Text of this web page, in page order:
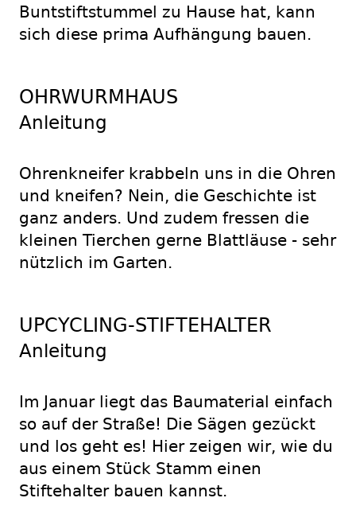
Buntstiftstummel zu Hause hat, kann
sich diese prima Aufhängung bauen.
OHRWURMHAUS
Anleitung
Ohrenkneifer krabbeln uns in die Ohren
und kneifen? Nein, die Geschichte ist
ganz anders. Und zudem fressen die
kleinen Tierchen gerne Blattläuse - sehr
nützlich im Garten.
UPCYCLING-STIFTEHALTER
Anleitung
Im Januar liegt das Baumaterial einfach
so auf der Straße! Die Sägen gezückt
und los geht es! Hier zeigen wir, wie du
aus einem Stück Stamm einen
Stiftehalter bauen kannst.